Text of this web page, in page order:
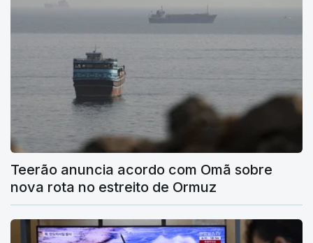
Teerão anuncia acordo com Omã sobre
nova rota no estreito de Ormuz